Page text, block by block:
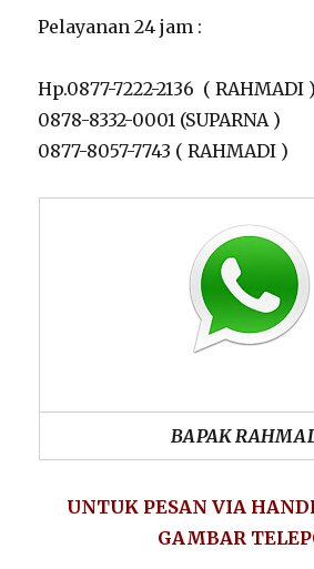
Pelayanan 24 jam :
Hp.0877-7222-2136 ( RAHMADI )
0878-8332-0001 (SUPARNA )
0877-8057-7743 ( RAHMADI )
BAPAK
UNTUK PESAN VIA
GAMBAR